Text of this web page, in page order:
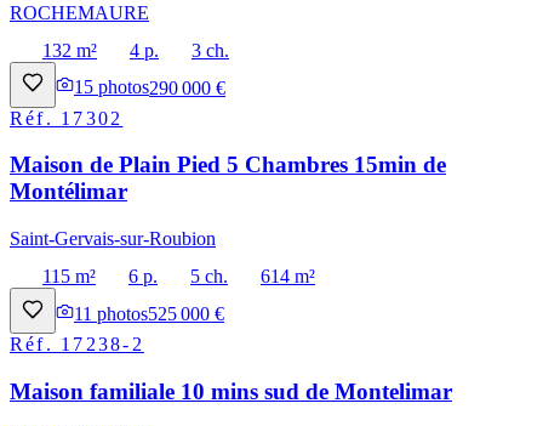
ROCHEMAURE
132 m²
4 p.
3 ch.
15 photos290 000 €
Réf. 17302
Maison de Plain Pied 5 Chambres 15min de
Montélimar
Saint-Gervais-sur-Roubion
115 m²
6 p. 5 ch.
614 m²
11 photos525 000 €
Réf. 17238-2
Maison familiale 10 mins sud de Montelimar